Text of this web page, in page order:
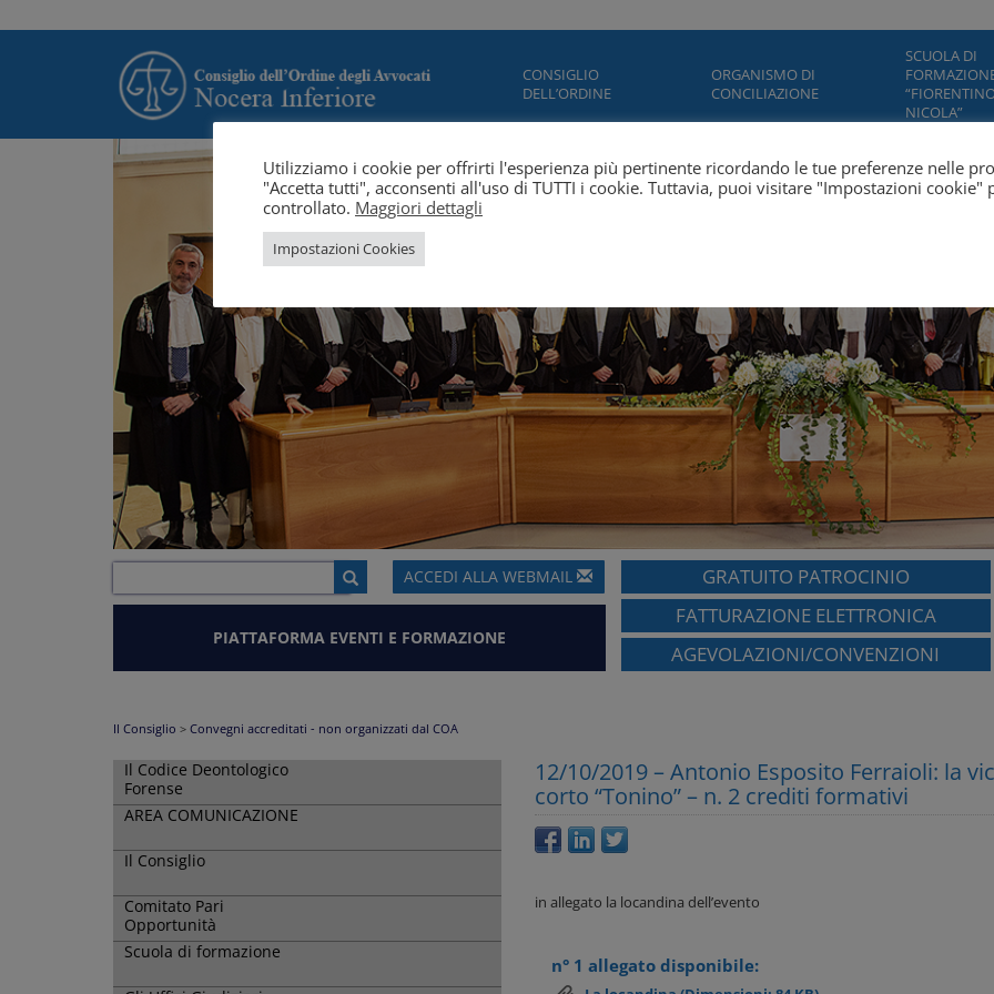
CONSIGLIO
DELL’ORDINE
ORGANISMO DI
CONCILIAZIONE
SCUOLA DI
NICOLA”
ACCEDI ALLAWEBMAIL
PIATTAFORMA EVENTI E FORMAZIONE
GRATUITO PATROCINIO
FATTURAZIONE ELETTRONICA
AGEVOLAZIONI/CONVENZIONI
Il Consiglio > Convegni accreditati - non organizzati dal COA
Il Codice Deontologico
Forense
AREA COMUNICAZIONE
Il Consiglio
Comitato Pari
Opportunità
Scuola di formazione
12/10/2019 – Antonio Esposito Ferraioli: la
corto “Tonino” – n. 2 crediti formativi
in allegato la locandina dell’evento
n° 1 allegato disponibile:
Utilizziamo i cookie per offrirti l'esperienza più pertinente ricordando le tue preferenze nelle
"Accetta tutti", acconsenti all'uso di TUTTI i cookie. Tuttavia, puoi visitare "Impostazioni cookie"
controllato. Maggiori dettagli
Impostazioni Cookies